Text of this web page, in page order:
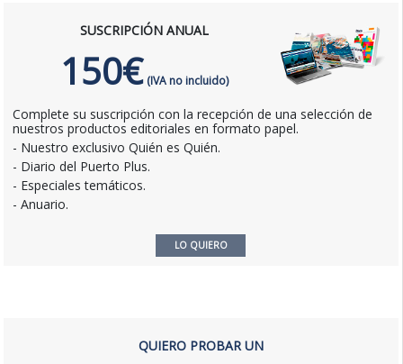
SUSCRIPCIÓN ANUAL
150€ (IVA no incluido)
Complete su suscripción con la recepción de una selección de
nuestros productos editoriales en formato papel.
- Nuestro exclusivo Quién es Quién.
- Diario del Puerto Plus.
- Especiales temáticos.
- Anuario.
LO QUIERO
QUIERO PROBAR UN